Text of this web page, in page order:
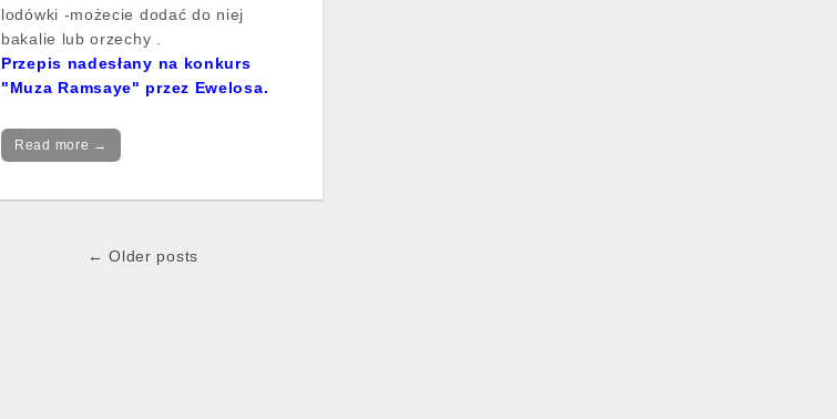
lodówki -możecie dodać do niej
bakalie lub orzechy .
Przepis nadesłany na konkurs
"Muza Ramsaye" przez Ewelosa.
Read more →
← Older posts